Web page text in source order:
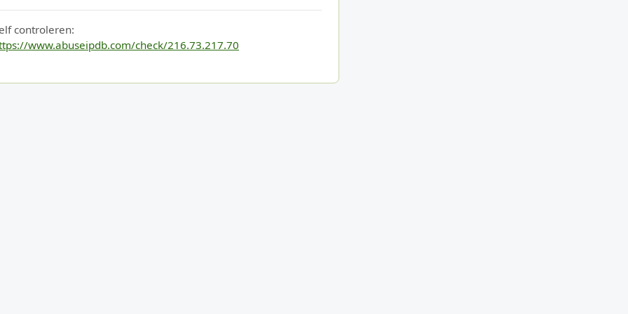
controleren:
www.abuseipdb.com/check/216.73.217.70